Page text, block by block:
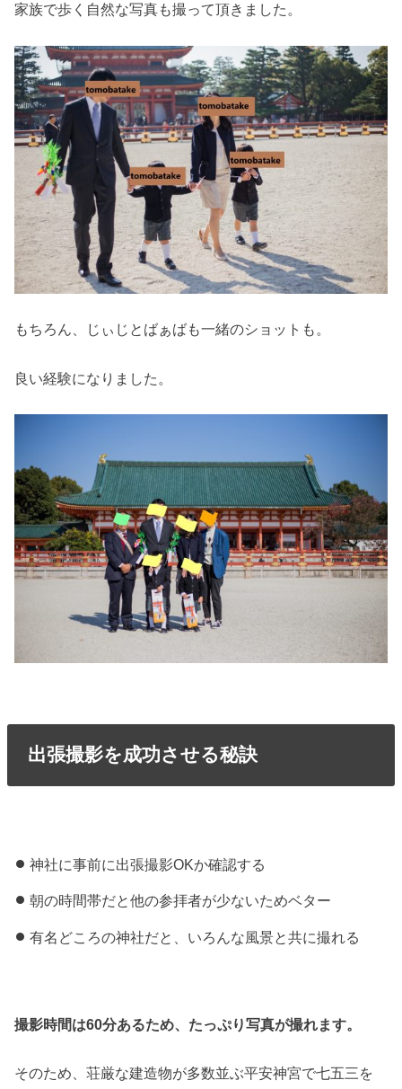
家族で歩く自然な写真も撮って頂きました。
もちろん、じぃじとばぁばも一緒のショットも。
良い経験になりました。
出張撮影を成功させる秘訣
神社に事前に出張撮影OKか確認する
朝の時間帯だと他の参拝者が少ないためベター
有名どころの神社だと、いろんな風景と共に撮れる
撮影時間は60分あるため、たっぷり写真が撮れます。
そのため、荘厳な建造物が多数並ぶ平安神宮で七五三を